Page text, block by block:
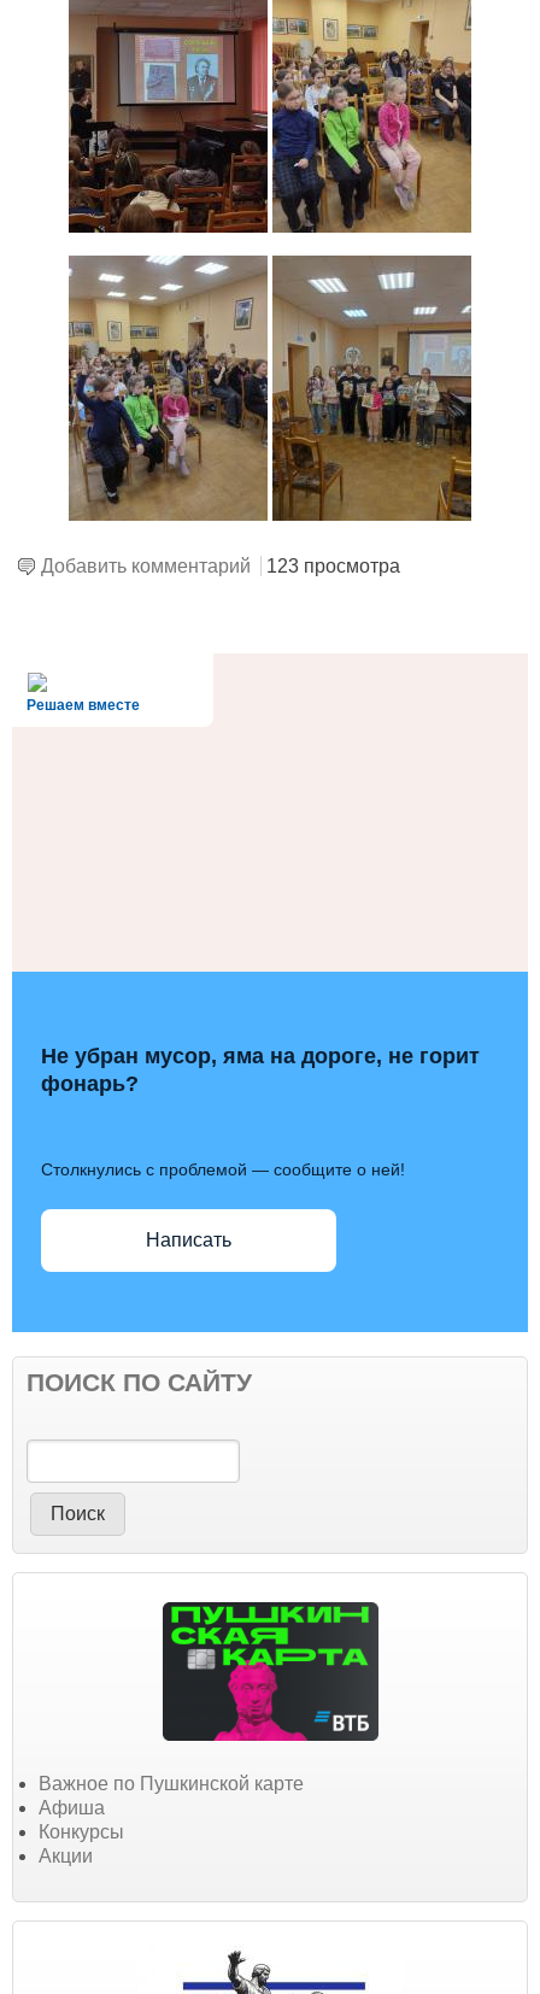
Добавить комментарий 123 просмотра
Решаем вместе
Не убран мусор, яма на дороге, не горит
фонарь?
Столкнулись с проблемой — сообщите о ней!
Написать
ПОИСК ПО САЙТУ
Поиск
Важное по Пушкинской карте
Афиша
Конкурсы
Акции